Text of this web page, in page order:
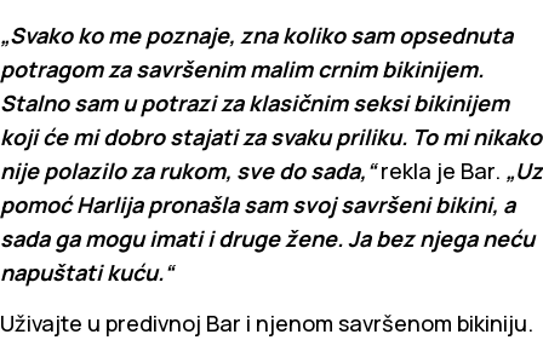
„Svako ko me poznaje, zna koliko sam opsednuta
potragom za savršenim malim crnim bikinijem.
Stalno sam u potrazi za klasičnim seksi bikinijem
koji će mi dobro stajati za svaku priliku. To mi nikako
nije polazilo za rukom, sve do sada,“rekla je Bar. „Uz
pomoć Harlija pronašla sam svoj savršeni bikini, a
sada ga mogu imati i druge žene. Ja bez njega neću
napuštati kuću.“
Uživajte u predivnoj Bar i njenom savršenom bikiniju.